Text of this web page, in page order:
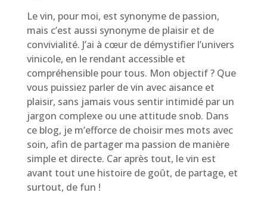
Le vin, pour moi, est synonyme de passion,
mais c’est aussi synonyme de plaisir et de
convivialité. J’ai à cœur de démystifier l’univers
vinicole, en le rendant accessible et
compréhensible pour tous. Mon objectif ? Que
vous puissiez parler de vin avec aisance et
plaisir, sans jamais vous sentir intimidé par un
jargon complexe ou une attitude snob. Dans
ce blog, je m’efforce de choisir mes mots avec
soin, afin de partager ma passion de manière
simple et directe. Car après tout, le vin est
avant tout une histoire de goût, de partage, et
surtout, de fun !